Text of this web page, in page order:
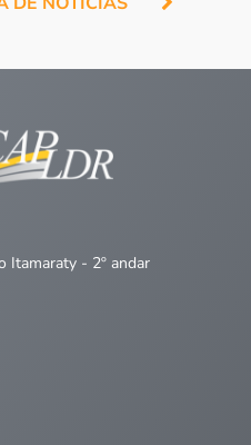
Itamaraty - 2º andar